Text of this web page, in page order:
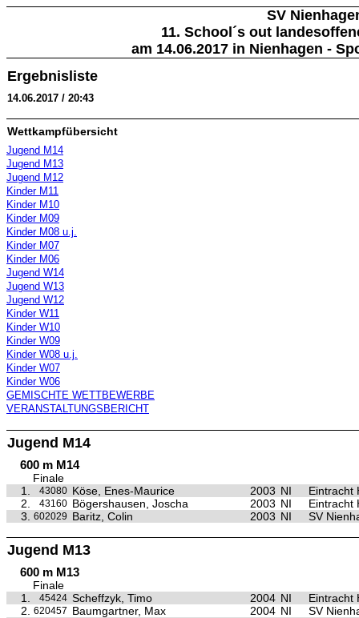
SV
11. School´s out
am 14.06.2017 in Nienhagen -
Ergebnisliste
14.06.2017 / 20:43
Wettkampfübersicht
Jugend M14
Jugend M13
Jugend M12
Kinder M11
Kinder M10
Kinder M09
Kinder M08 u.j.
Kinder M07
Kinder M06
Jugend W14
Jugend W13
Jugend W12
Kinder W11
Kinder W10
Kinder W09
Kinder W08 u.j.
Kinder W07
Kinder W06
GEMISCHTE WETTBEWERBE
VERANSTALTUNGSBERICHT
Jugend M14
600 m M14
Finale
1.
43080 Köse, Enes-Maurice 2003 NI
Eintracht
2.
43160 Bögershausen, Joscha 2003 NI
Eintracht
3.
602029 Baritz, Colin 2003 NI SV
Jugend M13
600 m M13
Finale
1.
45424 Scheffzyk, Timo 2004 NI
Eintracht
2.
620457 Baumgartner, Max 2004 NI
SV